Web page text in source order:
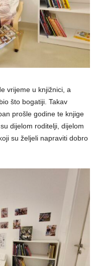
vrijeme u knjižnici, a
što bogatiji. Takav
prošle godine te knjige
dijelom roditelji, dijelom
su željeli napraviti dobro